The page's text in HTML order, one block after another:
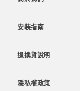
安裝指南
退換貨說明
隱私權政策